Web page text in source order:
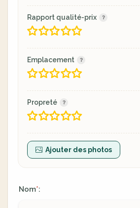
Rapport qualité-prix
Emplacement
Propreté
Ajouter des photos
Nom*: